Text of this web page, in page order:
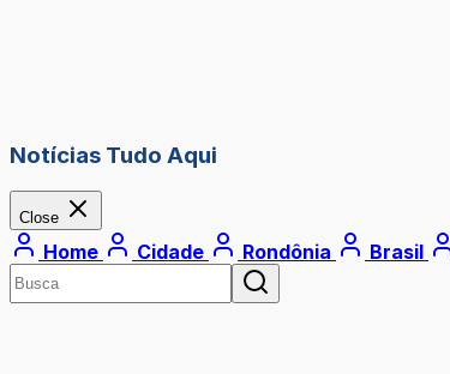
Notícias Tudo Aqui
Close
Home Cidade Rondônia Brasil